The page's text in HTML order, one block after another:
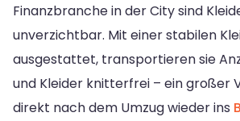
Finanzbranche in der City sind
unverzichtbar. Mit einer stabilen
ausgestattet, transportieren sie
und Kleider knitterfrei – ein großer
direkt nach dem Umzug wieder ins